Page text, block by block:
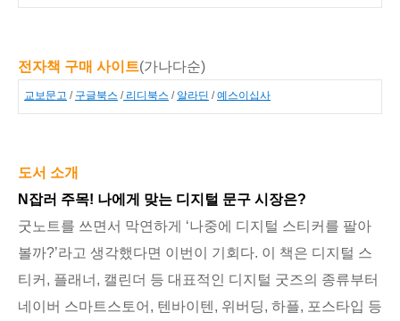
전자책 구매 사이트(가나다순)
교보문고 / 구글북스 /리디북스 / 알라딘 /예스이십사
도서 소개
N잡러 주목! 나에게 맞는 디지털 문구 시장은?
굿노트를 쓰면서 막연하게 ‘나중에 디지털 스티커를 팔아
볼까?’라고 생각했다면 이번이 기회다. 이 책은 디지털 스
티커, 플래너, 캘린더 등 대표적인 디지털 굿즈의 종류부터
네이버 스마트스토어, 텐바이텐, 위버딩, 하플, 포스타입 등